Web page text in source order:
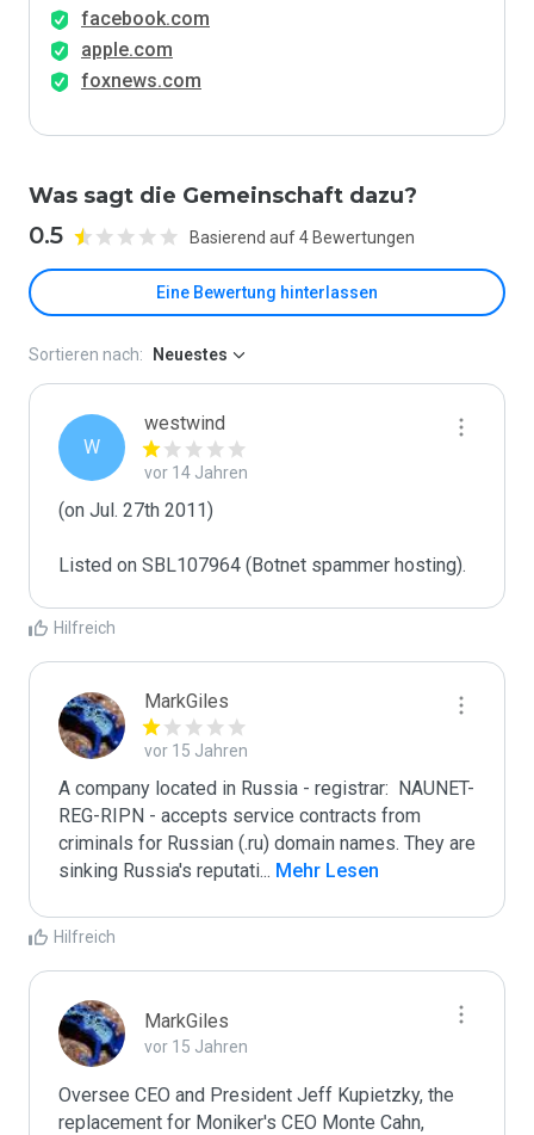
facebook.com
apple.com
foxnews.com
Was sagt die Gemeinschaft dazu?
0.5 Basierend auf 4 Bewertungen
Eine Bewertung hinterlassen
Sortieren nach: Neuestes
W
westwind
vor 14 Jahren
(on Jul. 27th 2011)
Listed on SBL107964 (Botnet spammer hosting).
Hilfreich
MarkGiles
vor 15 Jahren
A company located in Russia - registrar:  NAUNET-
REG-RIPN - accepts service contracts from
criminals for Russian (.ru) domain names. They are
sinking Russia's reputati... Mehr Lesen
Hilfreich
MarkGiles
vor 15 Jahren
Oversee CEO and President Jeff Kupietzky, the
replacement for Moniker's CEO Monte Cahn,